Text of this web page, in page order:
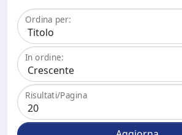
Ordina per:
In ordine:
Risultati/Pagina